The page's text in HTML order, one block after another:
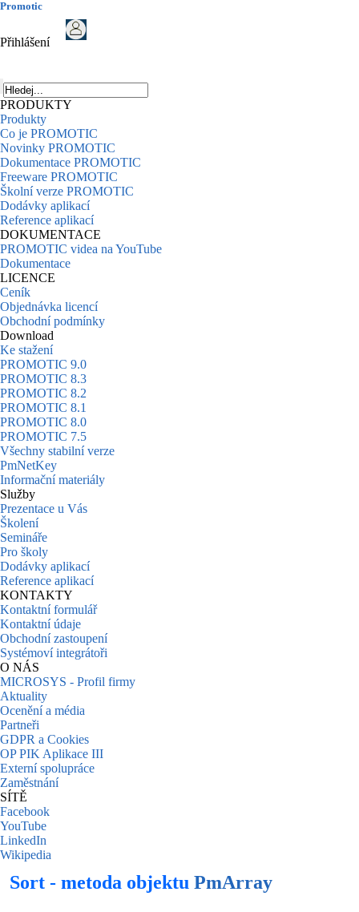
Promotic
Přihlášení
PRODUKTY
Produkty
Co je PROMOTIC
Novinky PROMOTIC
Dokumentace PROMOTIC
Freeware PROMOTIC
Školní verze PROMOTIC
Dodávky aplikací
Reference aplikací
DOKUMENTACE
PROMOTIC videa na YouTube
Dokumentace
LICENCE
Ceník
Objednávka licencí
Obchodní podmínky
Download
Ke stažení
PROMOTIC 9.0
PROMOTIC 8.3
PROMOTIC 8.2
PROMOTIC 8.1
PROMOTIC 8.0
PROMOTIC 7.5
Všechny stabilní verze
PmNetKey
Informační materiály
Služby
Prezentace u Vás
Školení
Semináře
Pro školy
Dodávky aplikací
Reference aplikací
KONTAKTY
Kontaktní formulář
Kontaktní údaje
Obchodní zastoupení
Systémoví integrátoři
O NÁS
MICROSYS - Profil firmy
Aktuality
Ocenění a média
Partneři
GDPR a Cookies
OP PIK Aplikace III
Externí spolupráce
Zaměstnání
SÍTĚ
Facebook
YouTube
LinkedIn
Wikipedia
Sort - metoda objektu PmArray